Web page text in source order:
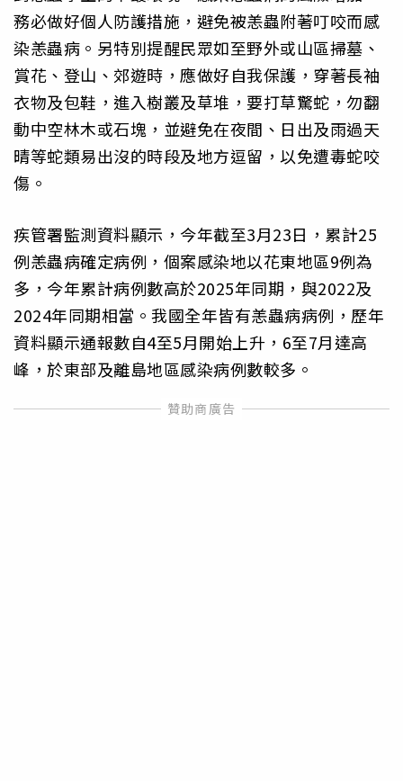
務必做好個人防護措施，避免被恙蟲附著叮咬而感
染恙蟲病。另特別提醒民眾如至野外或山區掃墓、
賞花、登山、郊遊時，應做好自我保護，穿著長袖
衣物及包鞋，進入樹叢及草堆，要打草驚蛇，勿翻
動中空林木或石塊，並避免在夜間、日出及雨過天
晴等蛇類易出沒的時段及地方逗留，以免遭毒蛇咬
傷。
疾管署監測資料顯示，今年截至3月23日，累計25
例恙蟲病確定病例，個案感染地以花東地區9例為
多，今年累計病例數高於2025年同期，與2022及
2024年同期相當。我國全年皆有恙蟲病病例，歷年
資料顯示通報數自4至5月開始上升，6至7月達高
峰，於東部及離島地區感染病例數較多。